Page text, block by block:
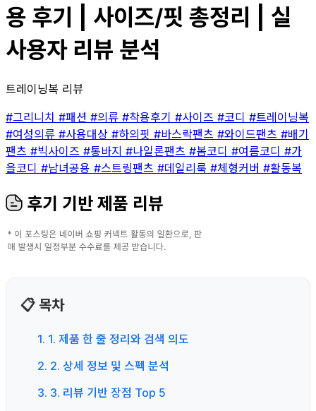
용 후기 | 사이즈/핏 총정리 | 실
사용자 리뷰 분석
트레이닝복 리뷰
#그리니치 #패션 #의류 #착용후기 #사이즈 #코디 #트레이닝복
#여성의류 #사용대상 #하의핏 #바스락팬츠 #와이드팬츠 #배기
팬츠 #빅사이즈 #통바지 #나일론팬츠 #봄코디 #여름코디 #가
을코디 #남녀공용 #스트링팬츠 #데일리룩 #체형커버 #활동복
후기 기반 제품 리뷰
📋 목차
1. 1. 제품 한 줄 정리와 검색 의도
2. 2. 상세 정보 및 스펙 분석
3. 3. 리뷰 기반 장점 Top 5